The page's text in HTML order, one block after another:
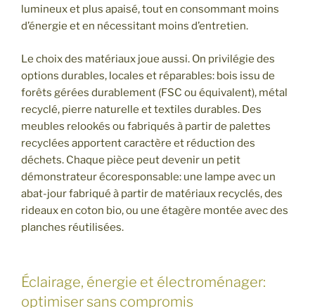
lumineux et plus apaisé, tout en consommant moins
d’énergie et en nécessitant moins d’entretien.
Le choix des matériaux joue aussi. On privilégie des
options durables, locales et réparables: bois issu de
forêts gérées durablement (FSC ou équivalent), métal
recyclé, pierre naturelle et textiles durables. Des
meubles relookés ou fabriqués à partir de palettes
recyclées apportent caractère et réduction des
déchets. Chaque pièce peut devenir un petit
démonstrateur écoresponsable: une lampe avec un
abat-jour fabriqué à partir de matériaux recyclés, des
rideaux en coton bio, ou une étagère montée avec des
planches réutilisées.
Éclairage, énergie et électroménager:
optimiser sans compromis